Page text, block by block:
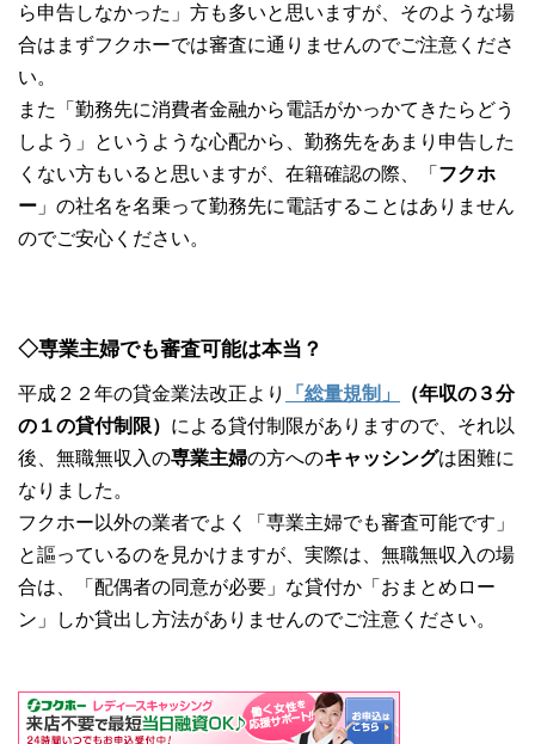
ら申告しなかった」方も多いと思いますが、そのような場
合はまずフクホーでは審査に通りませんのでご注意くださ
い。
また「勤務先に消費者金融から電話がかっかてきたらどう
しよう」というような心配から、勤務先をあまり申告した
くない方もいると思いますが、在籍確認の際、「 フクホ
ー 」の社名を名乗って勤務先に電話することはありません
のでご安心ください。
◇専業主婦でも審査可能は本当？
平成２２年の貸金業法改正より 「総量規制」
（年収の３分
の１の貸付制限） による貸付制限がありますので、それ以
後、無職無収入の専業主婦の方へのキャッシングは困難に
なりました。
フクホー以外の業者でよく「専業主婦でも審査可能です」
と謳っているのを見かけますが、実際は、無職無収入の場
合は、「配偶者の同意が必要」な貸付か「おまとめロー
ン」しか貸出し方法がありませんのでご注意ください。